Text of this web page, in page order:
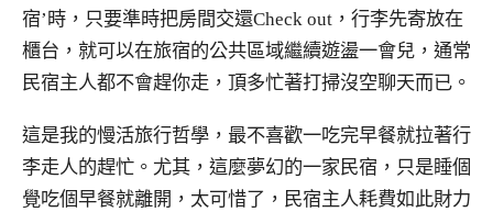
宿’時，只要準時把房間交還Check out，行李先寄放在
櫃台，就可以在旅宿的公共區域繼續遊盪一會兒，通常
民宿主人都不會趕你走，頂多忙著打掃沒空聊天而已。
這是我的慢活旅行哲學，最不喜歡一吃完早餐就拉著行
李走人的趕忙。尤其，這麼夢幻的一家民宿，只是睡個
覺吃個早餐就離開，太可惜了，民宿主人耗費如此財力